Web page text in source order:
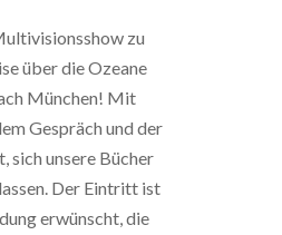
zu
über die Ozeane
München! Mit
Gespräch und der
sich unsere Bücher
Der Eintritt ist
erwünscht, die